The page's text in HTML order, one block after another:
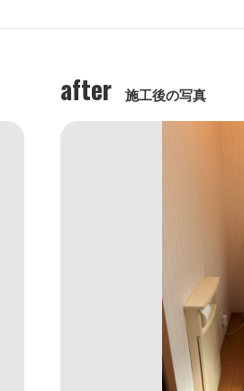
after 施工後の写真